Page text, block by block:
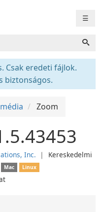
☰
Csak eredeti fájlok.
biztonságos.
Zoom
Inc. ❘ Kereskedelmi
Mac Linux